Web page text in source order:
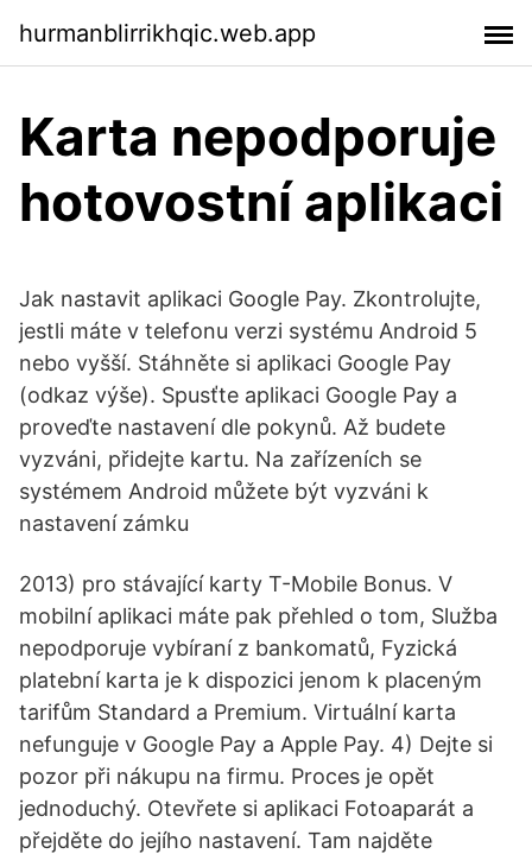
hurmanblirrikhqic.web.app
Karta nepodporuje
hotovostní aplikaci
Jak nastavit aplikaci Google Pay. Zkontrolujte,
jestli máte v telefonu verzi systému Android 5
nebo vyšší. Stáhněte si aplikaci Google Pay
(odkaz výše). Spusťte aplikaci Google Pay a
proveďte nastavení dle pokynů. Až budete
vyzváni, přidejte kartu. Na zařízeních se
systémem Android můžete být vyzváni k
nastavení zámku
2013) pro stávající karty T-Mobile Bonus. V
mobilní aplikaci máte pak přehled o tom, Služba
nepodporuje vybíraní z bankomatů, Fyzická
platební karta je k dispozici jenom k placeným
tarifům Standard a Premium. Virtuální karta
nefunguje v Google Pay a Apple Pay. 4) Dejte si
pozor při nákupu na firmu. Proces je opět
jednoduchý. Otevřete si aplikaci Fotoaparát a
přejděte do jejího nastavení. Tam najděte